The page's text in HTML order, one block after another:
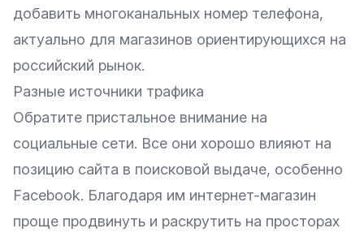
добавить многоканальных номер телефона,
актуально для магазинов ориентирующихся на
российский рынок.
Разные источники трафика
Обратите пристальное внимание на
социальные сети. Все они хорошо влияют на
позицию сайта в поисковой выдаче, особенно
Facebook. Благодаря им интернет-магазин
проще продвинуть и раскрутить на просторах